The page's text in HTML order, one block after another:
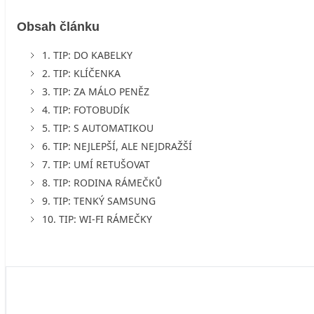
Obsah článku
1. TIP: DO KABELKY
2. TIP: KLÍČENKA
3. TIP: ZA MÁLO PENĚZ
4. TIP: FOTOBUDÍK
5. TIP: S AUTOMATIKOU
6. TIP: NEJLEPŠÍ, ALE NEJDRAŽŠÍ
7. TIP: UMÍ RETUŠOVAT
8. TIP: RODINA RÁMEČKŮ
9. TIP: TENKÝ SAMSUNG
10. TIP: WI-FI RÁMEČKY